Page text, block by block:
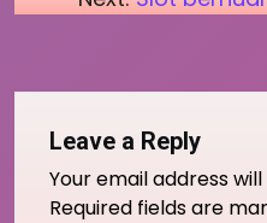
navigation
Leave a Reply
Your email address
Required fields are